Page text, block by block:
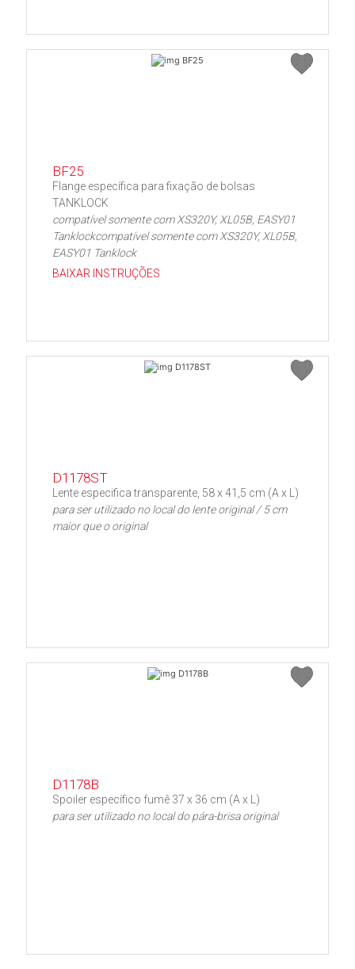
BF25
Flange específica para fixação de bolsas
TANKLOCK
compatível somente com XS320Y, XL05B, EASY01
Tanklockcompatível somente com XS320Y, XL05B,
EASY01 Tanklock
BAIXAR INSTRUÇÕES
D1178ST
Lente especifica transparente, 58 x 41,5 cm (A x L)
para ser utilizado no local do lente original / 5 cm
maior que o original
D1178B
Spoiler específico fumê 37 x 36 cm (A x L)
para ser utilizado no local do pára-brisa original